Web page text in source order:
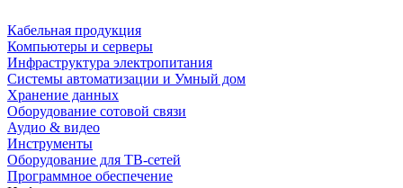
Кабельная продукция
Компьютеры и серверы
Инфраструктура электропитания
Системы автоматизации и Умный дом
Хранение данных
Оборудование сотовой связи
Аудио & видео
Инструменты
Оборудование для ТВ-сетей
Программное обеспечение